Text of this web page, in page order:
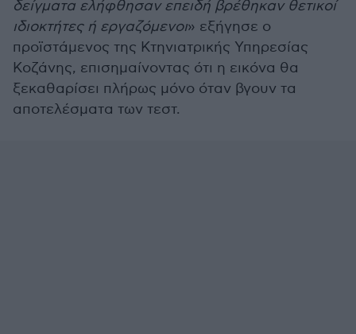
δείγματα ελήφθησαν επειδή βρέθηκαν θετικοί
ιδιοκτήτες ή εργαζόμενοι» εξήγησε ο
προϊστάμενος της Κτηνιατρικής Υπηρεσίας
Κοζάνης, επισημαίνοντας ότι η εικόνα θα
ξεκαθαρίσει πλήρως μόνο όταν βγουν τα
αποτελέσματα των τεστ.